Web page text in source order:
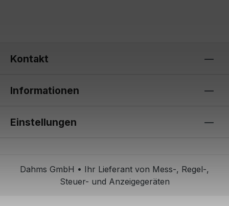
Kontakt
Informationen
Einstellungen
Dahms GmbH • Ihr Lieferant von Mess-, Regel-,
Steuer- und Anzeigegeräten